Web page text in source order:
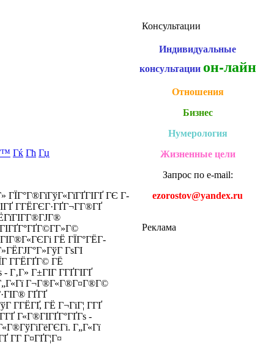
Гќ Гћ Гџ
ГЇГ°Г®ГїГўГ«ГїГҐГІГҐ ГЄ Г­
Г­ГЁГЄГ·ГҐГ¬Г­Г®ГҐ
ГЁ ГЇГ°ГЁГ­
ГѕГІ
Г­ГЁГҐГ© ГЁ
Г‚Г» Г±ГІГ Г­ГҐГІГҐ
Г¬Г®Г«Г®Г¤Г®Г©
ГҐГҐ
Г­ГЁГҐ, ГЁ Г¬ГіГ¦ Г­ГҐ
Г«Г®ГІГҐГ°ГҐГѕ -
Г„Г«Гї
Г­Г Г¤ГҐГ¦Г¤
Консультации
Индивидуальные
консультации он-лайн
Отношения
Бизнес
Нумерология
Жизненные цели
Запрос по e-mail:
ezorostov@yandex.ru
Реклама